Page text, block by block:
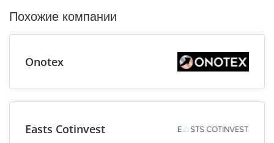
Похожие компании
Onotex
Easts Cotinvest